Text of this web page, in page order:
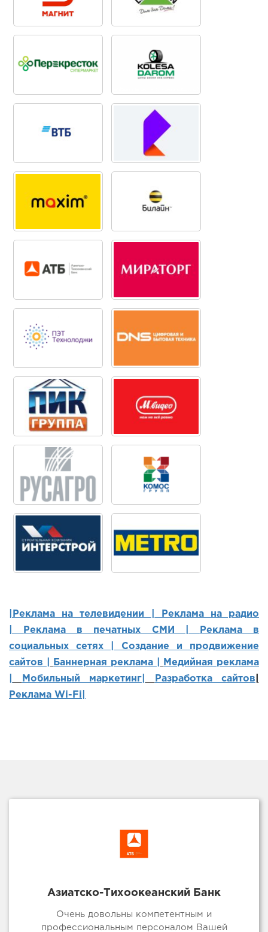
|Реклама на телевидении |
Реклама на радио
Реклама в печатных СМИ |
Реклама в
социальных сетях | Создание и продвижение
сайтов
Баннерная реклама |
Медийная реклама
Мобильный маркетинг Разработка сайтов
Реклама Wi-Fi|
Азиатско-Тихоокеанский Банк
Очень довольны компетентным и
профессиональным персоналом Вашей